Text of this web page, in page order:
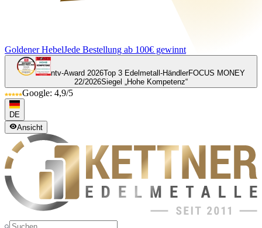
Goldener HebelJede Bestellung ab 100€ gewinnt
ntv-Award 2026Top 3 Edelmetall-HändlerFOCUS MONEY
22/2026Siegel „Hohe Kompetenz“
Google: 4,9/5
DE
Ansicht